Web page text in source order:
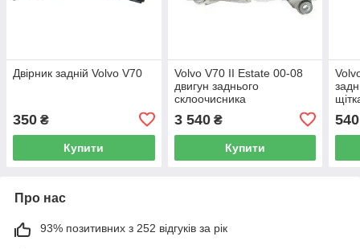
Двірник задній Volvo V70
350 ₴
Купити
Volvo V70 II Estate 00-08
двигун заднього
склоочисника
3 540₴
Купити
540
Про нас
93% позитивних з 252 відгуків за рік